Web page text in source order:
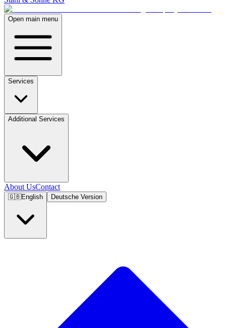
Open main menu
Services
Additional Services
About UsContact
🇬🇧English Deutsche Version